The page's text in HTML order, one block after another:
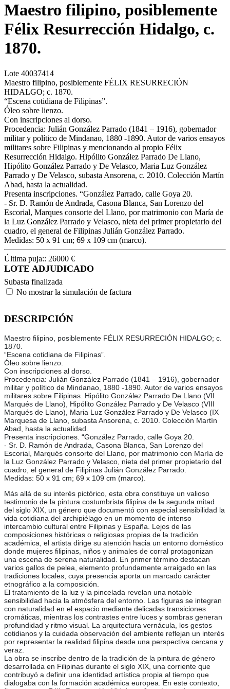
Maestro filipino, posiblemente
Félix Resurrección Hidalgo, c.
1870.
Lote 40037414
Maestro filipino, posiblemente FÉLIX RESURRECIÓN
HIDALGO; c. 1870.
“Escena cotidiana de Filipinas”.
Óleo sobre lienzo.
Con inscripciones al dorso.
Procedencia: Julián González Parrado (1841 – 1916), gobernador
militar y político de Mindanao, 1880 -1890. Autor de varios ensayos
militares sobre Filipinas y mencionando al propio Félix
Resurrección Hidalgo. Hipólito González Parrado De Llano,
Hipólito González Parrado y De Velasco, Maria Luz González
Parrado y De Velasco, subasta Ansorena, c. 2010. Colección Martín
Abad, hasta la actualidad.
Presenta inscripciones. “González Parrado, calle Goya 20.
- Sr. D. Ramón de Andrada, Casona Blanca, San Lorenzo del
Escorial, Marques consorte del Llano, por matrimonio con María de
la Luz González Parrado y Velasco, nieta del primer propietario del
cuadro, el general de Filipinas Julián González Parrado.
Medidas: 50 x 91 cm; 69 x 109 cm (marco).
Última puja:: 26000 €
LOTE ADJUDICADO
Subasta finalizada
No mostrar la simulación de factura
DESCRIPCIÓN
Maestro filipino, posiblemente FÉLIX RESURRECIÓN HIDALGO; c.
1870.
“Escena cotidiana de Filipinas”.
Óleo sobre lienzo.
Con inscripciones al dorso.
Procedencia: Julián González Parrado (1841 – 1916), gobernador
militar y político de Mindanao, 1880 -1890. Autor de varios ensayos
militares sobre Filipinas. Hipólito González Parrado De Llano (VII
Marqués de Llano), Hipólito González Parrado y De Velasco (VIII
Marqués de Llano), Maria Luz González Parrado y De Velasco (IX
Marquesa de Llano, subasta Ansorena, c. 2010. Colección Martín
Abad, hasta la actualidad.
Presenta inscripciones. “González Parrado, calle Goya 20.
- Sr. D. Ramón de Andrada, Casona Blanca, San Lorenzo del
Escorial, Marqués consorte del Llano, por matrimonio con María de
la Luz González Parrado y Velasco, nieta del primer propietario del
cuadro, el general de Filipinas Julián González Parrado.
Medidas: 50 x 91 cm; 69 x 109 cm (marco).
Más allá de su interés pictórico, esta obra constituye un valioso
testimonio de la pintura costumbrista filipina de la segunda mitad
del siglo XIX, un género que documentó con especial sensibilidad la
vida cotidiana del archipiélago en un momento de intenso
intercambio cultural entre Filipinas y España. Lejos de las
composiciones históricas o religiosas propias de la tradición
académica, el artista dirige su atención hacia un entorno doméstico
donde mujeres filipinas, niños y animales de corral protagonizan
una escena de serena naturalidad. En primer término destacan
varios gallos de pelea, elemento profundamente arraigado en las
tradiciones locales, cuya presencia aporta un marcado carácter
etnográfico a la composición.
El tratamiento de la luz y la pincelada revelan una notable
sensibilidad hacia la atmósfera del entorno. Las figuras se integran
con naturalidad en el espacio mediante delicadas transiciones
cromáticas, mientras los contrastes entre luces y sombras generan
profundidad y ritmo visual. La arquitectura vernácula, los gestos
cotidianos y la cuidada observación del ambiente reflejan un interés
por representar la realidad filipina desde una perspectiva cercana y
veraz.
La obra se inscribe dentro de la tradición de la pintura de género
desarrollada en Filipinas durante el siglo XIX, una corriente que
contribuyó a definir una identidad artística propia al tiempo que
dialogaba con la formación académica europea. En este contexto,